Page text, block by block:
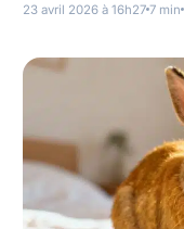
23 avril 2026 à 16h27 7 min